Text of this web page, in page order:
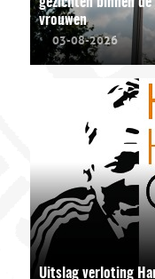
vrouwen
03-08-2026
Uitslag verloting